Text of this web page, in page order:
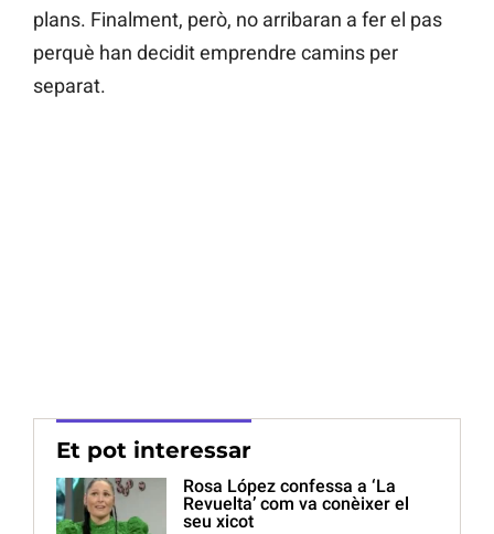
plans. Finalment, però, no arribaran a fer el pas
perquè han decidit emprendre camins per
separat.
Et pot interessar
Rosa López confessa a ‘La
Revuelta’ com va conèixer el
seu xicot